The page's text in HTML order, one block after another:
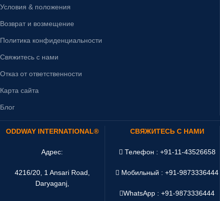
Условия & положения
Возврат и возмещение
Политика конфиденциальности
Свяжитесь с нами
Отказ от ответственности
Карта сайта
Блог
ODDWAY INTERNATIONAL®
Адрес:
4216/20, 1 Ansari Road,
Daryaganj,
СВЯЖИТЕСЬ С НАМИ
Телефон : +91-11-43526658
Мобильный : +91-9873336444
WhatsApp :+91-9873336444